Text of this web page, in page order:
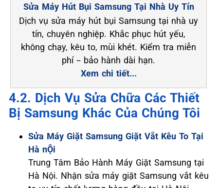
Sửa Máy Hút Bụi Samsung Tại Nhà Uy Tín
Dịch vụ sửa máy hút bụi Samsung tại nhà uy
tín, chuyên nghiệp. Khắc phục hút yếu,
không chạy, kêu to, mùi khét. Kiểm tra miễn
phí – bảo hành dài hạn.
Xem chi tiết...
4.2. Dịch Vụ Sửa Chữa Các Thiết
Bị Samsung Khác Của Chúng Tôi
Sửa Máy Giặt Samsung Giặt Vắt Kêu To Tại
Hà nỘi
Trung Tâm Bảo Hành Máy Giặt Samsung tại
Hà Nội. Nhận sửa máy giặt Samsung vắt kêu